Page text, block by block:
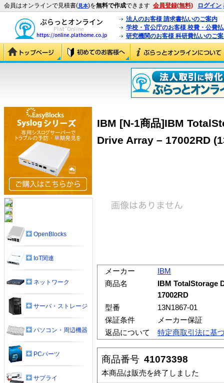
会員はオンラインで見積書(見本)を無料で作成できます 会員登録(無料) ログイン
法人のお客様 請求書払いのご案内
学校・官公庁のお客様 校費・公費
研究機関のお客様 科研費払いのご
IBM [N-1商品]IBM
Drive Array – 17002RD
メーカー
IBM
商品名
IBM TotalStorage
17002RD
型番
13N1867-01
保証条件
メーカー保証
返品について
特定商取引法に基
商品番号 41073398
本商品は販売を終了しました
OpenBlocks
IoT関連
ネットワーク
サーバ・ストレージ
パソコン・周辺機器
PCパーツ
サプライ